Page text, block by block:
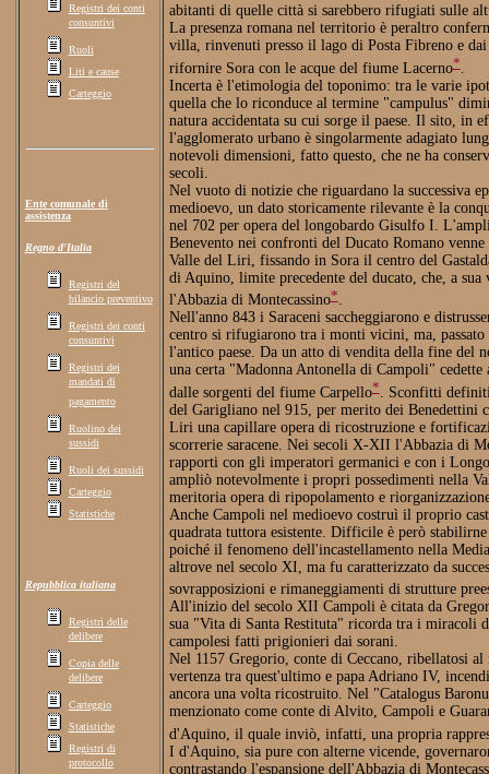
Registri dei conti
consuntivi
Ruoli
Liti e cause
Carteggio
Ente comunale di
assistenza
Regno d'Italia
Registri del
bilancio preventivo
Registri dei conti
consuntivi
Registri dei
mandati di
pagamento
Ruolino dei
sussidi
Ruoli dei sussidi
Carteggio
Statistiche
Repubblica italiana
Registri delle
delibere
Copia delle
delibere
Carteggio
Statistiche
Registri di
protocollo
abitanti di quelle città si sarebbero rifugiati sulle
La presenza romana nel territorio è peraltro
villa, rinvenuti presso il lago di Posta Fibreno e
rifornire Sora con le acque del fiume Lacerno*.
Incerta è l'etimologia del toponimo: tra le varie
quella che lo riconduce al termine "campulus"
natura accidentata su cui sorge il paese. Il sito, in
l'agglomerato urbano è singolarmente adagiato
notevoli dimensioni, fatto questo, che ne ha
secoli.
Nel vuoto di notizie che riguardano la successiva
medioevo, un dato storicamente rilevante è la
nel 702 per opera del longobardo Gisulfo I.
Benevento nei confronti del Ducato Romano
Valle del Liri, fissando in Sora il centro del
di Aquino, limite precedente del ducato, che, a
l'Abbazia di Montecassino*.
Nell'anno 843 i Saraceni saccheggiarono e
centro si rifugiarono tra i monti vicini, ma,
l'antico paese. Da un atto di vendita della fine del
una certa "Madonna Antonella di Campoli"
dalle sorgenti del fiume Carpello*. Sconfitti
del Garigliano nel 915, per merito dei Benedettini
Liri una capillare opera di ricostruzione e
scorrerie saracene. Nei secoli X-XII l'Abbazia di
rapporti con gli imperatori germanici e con i
ampliò notevolmente i propri possedimenti nella
meritoria opera di ripopolamento e
Anche Campoli nel medioevo costruì il proprio
quadrata tuttora esistente. Difficile è però
poiché il fenomeno dell'incastellamento nella
altrove nel secolo XI, ma fu caratterizzato da
sovrapposizioni e rimaneggiamenti di strutture
All'inizio del secolo XII Campoli è citata da
sua "Vita di Santa Restituta" ricorda tra i miracoli
campolesi fatti prigionieri dai sorani.
Nel 1157 Gregorio, conte di Ceccano, ribellatosi
vertenza tra quest'ultimo e papa Adriano IV,
ancora una volta ricostruito. Nel "Catalogus
menzionato come conte di Alvito, Campoli e
d'Aquino, il quale inviò, infatti, una propria
I d'Aquino, sia pure con alterne vicende,
contrastando l'espansione dell'Abbazia di